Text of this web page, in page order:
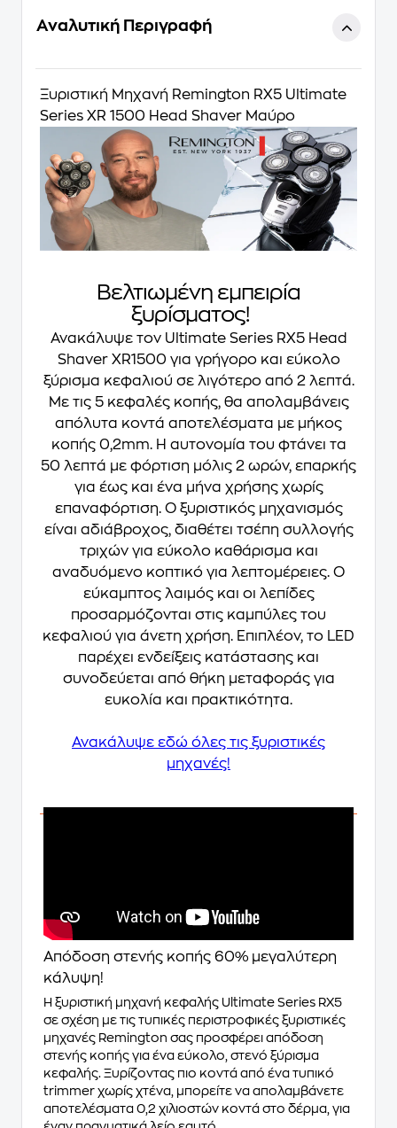
Αναλυτική Περιγραφή
Ξυριστική Μηχανή Remington RX5 Ultimate
Series XR 1500 Head Shaver Μαύρο
Βελτιωμένη εμπειρία
ξυρίσματος!
Ανακάλυψε τον Ultimate Series RX5 Head
Shaver XR1500 για γρήγορο και εύκολο
ξύρισμα κεφαλιού σε λιγότερο από 2 λεπτά.
Με τις 5 κεφαλές κοπής, θα απολαμβάνεις
απόλυτα κοντά αποτελέσματα με μήκος
κοπής 0,2mm. Η αυτονομία του φτάνει τα
50 λεπτά με φόρτιση μόλις 2 ωρών, επαρκής
για έως και ένα μήνα χρήσης χωρίς
επαναφόρτιση. Ο ξυριστικός μηχανισμός
είναι αδιάβροχος, διαθέτει τσέπη συλλογής
τριχών για εύκολο καθάρισμα και
αναδυόμενο κοπτικό για λεπτομέρειες. Ο
εύκαμπτος λαιμός και οι λεπίδες
προσαρμόζονται στις καμπύλες του
κεφαλιού για άνετη χρήση. Επιπλέον, το LED
παρέχει ενδείξεις κατάστασης και
συνοδεύεται από θήκη μεταφοράς για
ευκολία και πρακτικότητα.
Ανακάλυψε εδώ όλες τις ξυριστικές
μηχανές!
Απόδοση στενής κοπής 60% μεγαλύτερη
κάλυψη!
Η ξυριστική μηχανή κεφαλής Ultimate Series RX5
σε σχέση με τις τυπικές περιστροφικές ξυριστικές
μηχανές Remington σας προσφέρει απόδοση
στενής κοπής για ένα εύκολο, στενό ξύρισμα
κεφαλής. Ξυρίζοντας πιο κοντά από ένα τυπικό
trimmer χωρίς χτένα, μπορείτε να απολαμβάνετε
αποτελέσματα 0,2 χιλιοστών κοντά στο δέρμα, για